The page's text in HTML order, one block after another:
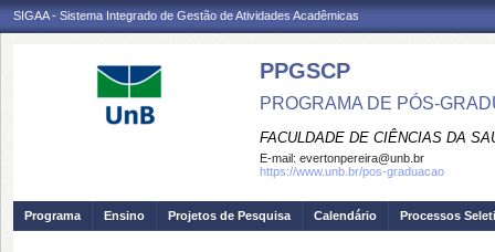
SIGAA - Sistema Integrado de Gestão de Atividades Acadêmicas
PPGSCP
PROGRAMA DE PÓS-
FACULDADE DE CIÊNCIAS DA
E-mail: evertonpereira@unb.br
https://www.unb.br/pos-graduacao
Programa Ensino Projetos de Pesquisa Calendário Processos